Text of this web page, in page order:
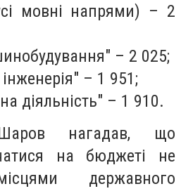
мовні напрями) – 2
– 2 025;
– 1 951;
діяльність" – 1 910.
нагадав, що
на бюджеті не
державного